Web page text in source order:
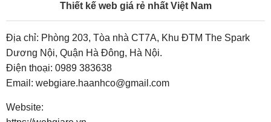
Thiết kế web giá rẻ nhất Việt Nam
Địa chỉ: Phòng 203, Tòa nhà CT7A, Khu ĐTM The Spark
Dương Nội, Quận Hà Đông, Hà Nội.
Điện thoại: 0989 383638
Email: webgiare.haanhco@gmail.com
Website: